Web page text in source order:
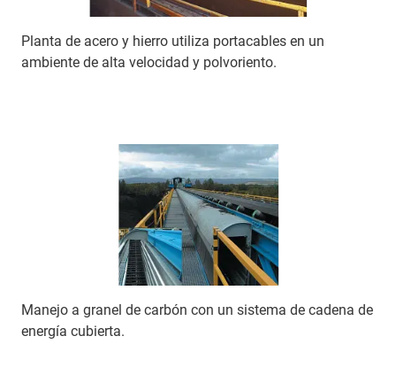
Planta de acero y hierro utiliza portacables en un
ambiente de alta velocidad y polvoriento.
Manejo a granel de carbón con un sistema de cadena de
energía cubierta.